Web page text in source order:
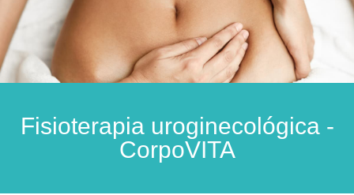
Fisioterapia uroginecológica -
CorpoVITA